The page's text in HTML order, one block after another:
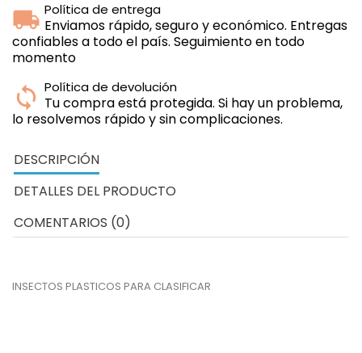
Política de entrega
Enviamos rápido, seguro y económico. Entregas
confiables a todo el país. Seguimiento en todo
momento
Política de devolución
Tu compra está protegida. Si hay un problema,
lo resolvemos rápido y sin complicaciones.
DESCRIPCIÓN
DETALLES DEL PRODUCTO
COMENTARIOS (0)
INSECTOS PLASTICOS PARA CLASIFICAR